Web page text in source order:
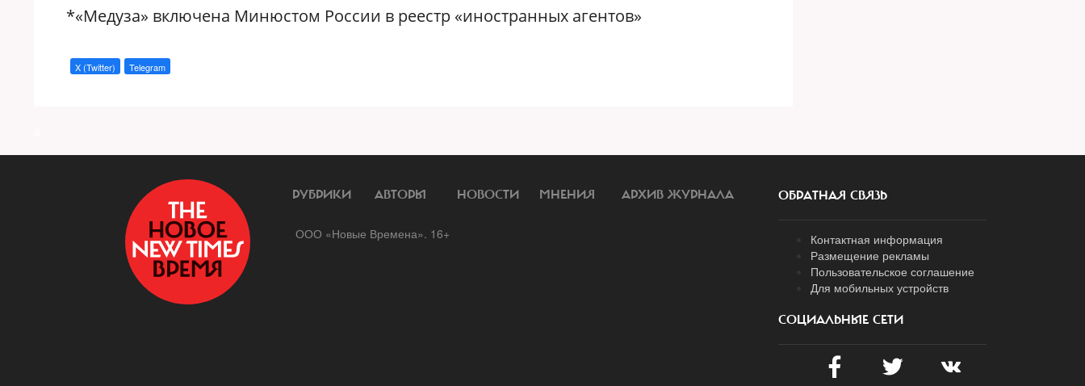
*«Медуза» включена Минюстом России в реестр «иностранных агентов»
X (Twitter) Telegram
РУБРИКИ АВТОРЫ НОВОСТИ МНЕНИЯ АРХИВ ЖУРНАЛА
ООО «Новые Времена». 16+
ОБРАТНАЯ СВЯЗЬ
Контактная информация
Размещение рекламы
Пользовательское соглашение
Для мобильных устройств
СОЦИАЛЬНЫЕ СЕТИ